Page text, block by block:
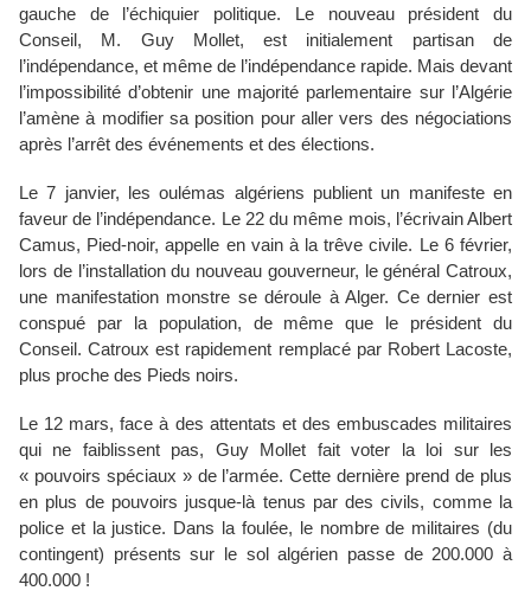
gauche de l’échiquier politique. Le nouveau président du
Conseil, M. Guy Mollet, est initialement partisan de
l’indépendance, et même de l’indépendance rapide. Mais devant
l’impossibilité d’obtenir une majorité parlementaire sur l’Algérie
l’amène à modifier sa position pour aller vers des négociations
après l’arrêt des événements et des élections.
Le 7 janvier, les oulémas algériens publient un manifeste en
faveur de l’indépendance. Le 22 du même mois, l’écrivain Albert
Camus, Pied-noir, appelle en vain à la trêve civile. Le 6 février,
lors de l’installation du nouveau gouverneur, le général Catroux,
une manifestation monstre se déroule à Alger. Ce dernier est
conspué par la population, de même que le président du
Conseil. Catroux est rapidement remplacé par Robert Lacoste,
plus proche des Pieds noirs.
Le 12 mars, face à des attentats et des embuscades militaires
qui ne faiblissent pas, Guy Mollet fait voter la loi sur les
« pouvoirs spéciaux » de l’armée. Cette dernière prend de plus
en plus de pouvoirs jusque-là tenus par des civils, comme la
police et la justice. Dans la foulée, le nombre de militaires (du
contingent) présents sur le sol algérien passe de 200.000 à
400.000 !